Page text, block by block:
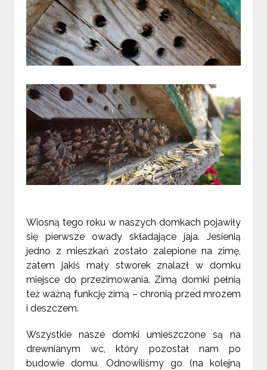
Wiosną tego roku w naszych domkach pojawiły
się pierwsze owady składające jaja. Jesienią
jedno z mieszkań zostało zalepione na zimę,
zatem jakiś mały stworek znalazł w domku
miejsce do przezimowania. Zimą domki pełnią
też ważną funkcję zimą – chronią przed mrozem
i deszczem.
Wszystkie nasze domki umieszczone są na
drewnianym wc, który pozostał nam po
budowie domu. Odnowiliśmy go (na kolejną